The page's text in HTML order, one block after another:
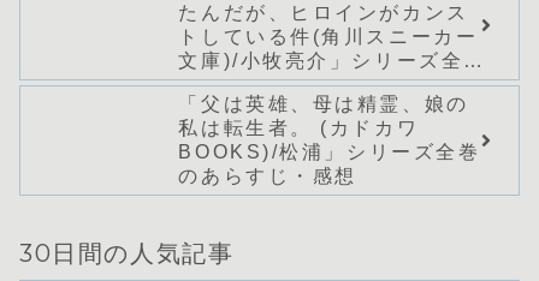
たんだが、ヒロインがカンス
トしている件(角川スニーカー
文庫)/小牧亮介」シリーズ全巻
のあらすじ・感想
「父は英雄、母は精霊、娘の
私は転生者。 (カドカワ
BOOKS)/松浦」シリーズ全巻
のあらすじ・感想
30日間の人気記事